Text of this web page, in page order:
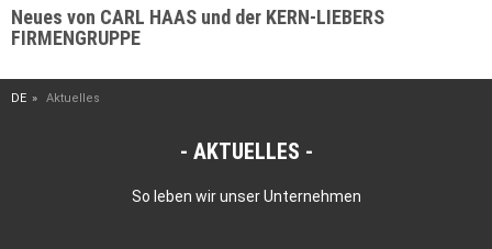
Neues von CARL HAAS und der KERN-LIEBERS
FIRMENGRUPPE
DE Aktuelles
AKTUELLES
So leben wir unser Unternehmen